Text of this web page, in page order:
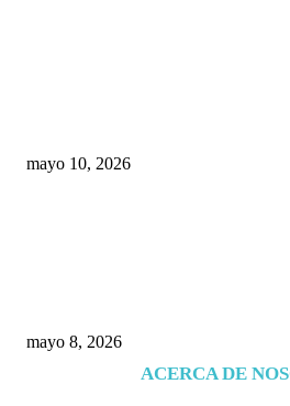
mayo 10, 2026
mayo 8, 2026
ACERCA DE